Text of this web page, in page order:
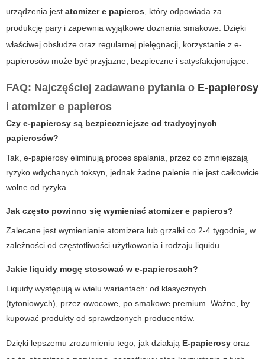
urządzenia jest atomizer e papieros , który odpowiada za
produkcję pary i zapewnia wyjątkowe doznania smakowe. Dzięki
właściwej obsłudze oraz regularnej pielęgnacji, korzystanie z e-
papierosów może być przyjazne, bezpieczne i satysfakcjonujące.
FAQ: Najczęściej zadawane pytania o E-papierosy
i atomizer e papieros
Czy e-papierosy są bezpieczniejsze od tradycyjnych
papierosów?
Tak, e-papierosy eliminują proces spalania, przez co zmniejszają
ryzyko wdychanych toksyn, jednak żadne palenie nie jest całkowicie
wolne od ryzyka.
Jak często powinno się wymieniać atomizer e papieros?
Zalecane jest wymienianie atomizera lub grzałki co 2-4 tygodnie, w
zależności od częstotliwości użytkowania i rodzaju liquidu.
Jakie liquidy mogę stosować w e-papierosach?
Liquidy występują w wielu wariantach: od klasycznych
(tytoniowych), przez owocowe, po smakowe premium. Ważne, by
kupować produkty od sprawdzonych producentów.
Dzięki lepszemu zrozumieniu tego, jak działają E-papierosy oraz